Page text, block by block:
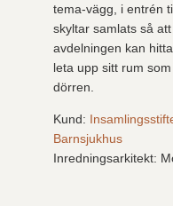
tema-vägg, i entrén
skyltar samlats så
avdelningen kan
leta upp sitt rum
dörren.
Kund:
Barnsjukhus
Inredningsarkitekt: